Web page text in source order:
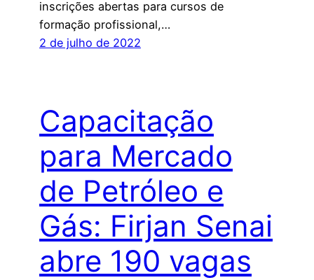
inscrições abertas para cursos de
formação profissional,…
2 de julho de 2022
Capacitação
para Mercado
de Petróleo e
Gás: Firjan Senai
abre 190 vagas